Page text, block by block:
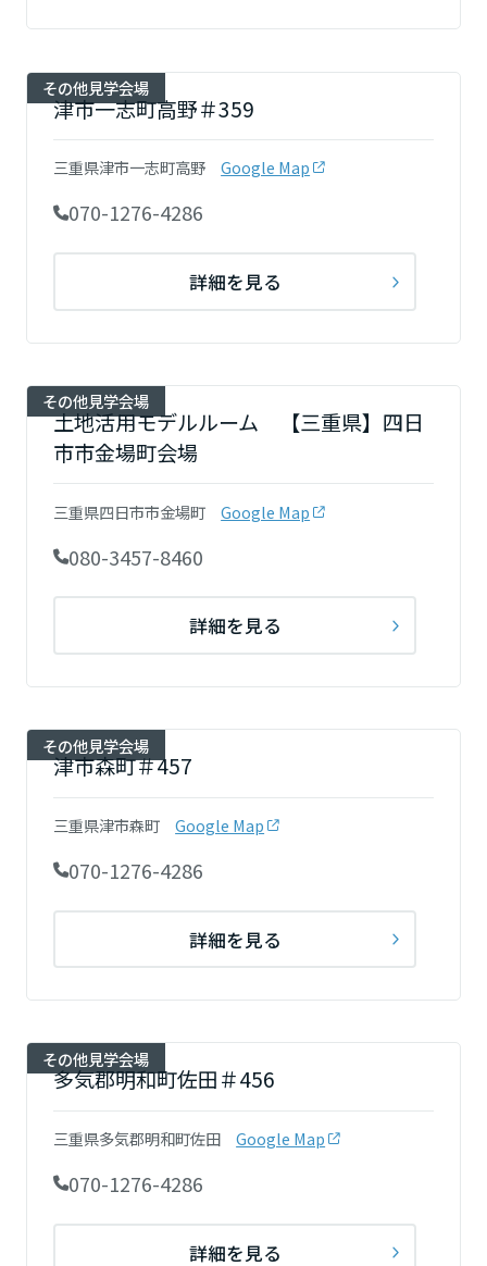
その他見学会場
津市一志町高野＃359
三重県津市一志町高野 Google Map
070-1276-4286
詳細を見る
その他見学会場
土地活用モデルルーム 【三重県】四日
市市金場町会場
三重県四日市市金場町 Google Map
080-3457-8460
詳細を見る
その他見学会場
津市森町＃457
三重県津市森町 Google Map
070-1276-4286
詳細を見る
その他見学会場
多気郡明和町佐田＃456
三重県多気郡明和町佐田 Google Map
070-1276-4286
詳細を見る
奈良県
鳥取県
岡山県
広島県
徳島県
九州エリア
福岡県
佐賀県